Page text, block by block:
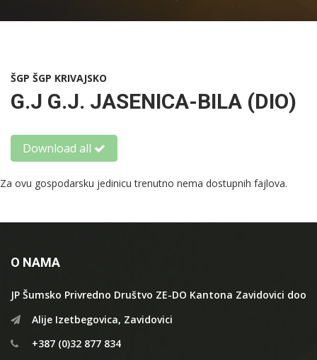
ŠGP ŠGP KRIVAJSKO
G.J G.J. JASENICA-BILA (DIO)
Download all
Za ovu gospodarsku jedinicu trenutno nema dostupnih fajlova.
O NAMA
JP Šumsko Privredno Društvo ZE-DO Kantona Zavidovici doo
Alije Izetbegovica, Zavidovici
+387 (0)32 877 834